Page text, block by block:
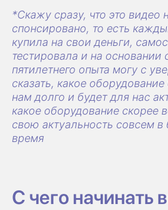
*Скажу сразу, что это видео
спонсировано, то есть
купила на свои деньги,
тестировала и на основании
пятилетнего опыта могу с
сказать, какое
нам долго и будет для нас
какое оборудование скорее
свою актуальность совсем
время
С чего начинать